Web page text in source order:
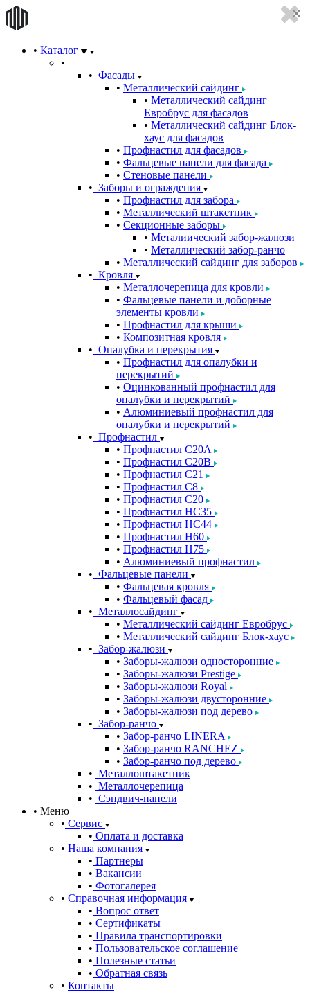
Каталог
Фасады
Металлический сайдинг
Металлический сайдинг
Евробрус для фасадов
Металлический сайдинг Блок-
хаус для фасадов
Профнастил для фасадов
Фальцевые панели для фасада
Стеновые панели
Заборы и ограждения
Профнастил для забора
Металлический штакетник
Секционные заборы
Металиический забор-жалюзи
Металлический забор-ранчо
Металлический сайдинг для заборов
Кровля
Металлочерепица для кровли
Фальцевые панели и доборные
элементы кровли
Профнастил для крыши
Композитная кровля
Опалубка и перекрытия
Профнастил для опалубки и
перекрытий
Оцинкованный профнастил для
опалубки и перекрытий
Алюминиевый профнастил для
опалубки и перекрытий
Профнастил
Профнастил С20A
Профнастил С20B
Профнастил С21
Профнастил С8
Профнастил С20
Профнастил НС35
Профнастил НС44
Профнастил Н60
Профнастил Н75
Алюминиевый профнастил
Фальцевые панели
Фальцевая кровля
Фальцевый фасад
Металлосайдинг
Металлический сайдинг Евробрус
Металлический сайдинг Блок-хаус
Забор-жалюзи
Заборы-жалюзи односторонние
Заборы-жалюзи Prestige
Заборы-жалюзи Royal
Заборы-жалюзи двусторонние
Заборы-жалюзи под дерево
Забор-ранчо
Забор-ранчо LINERA
Забор-ранчо RANCHEZ
Забор-ранчо под дерево
Металлоштакетник
Металлочерепица
Сэндвич-панели
Меню
Сервис
Оплата и доставка
Наша компания
Партнеры
Вакансии
Фотогалерея
Справочная информация
Вопрос ответ
Сертификаты
Правила транспортировки
Пользовательское соглашение
Полезные статьи
Обратная связь
Контакты